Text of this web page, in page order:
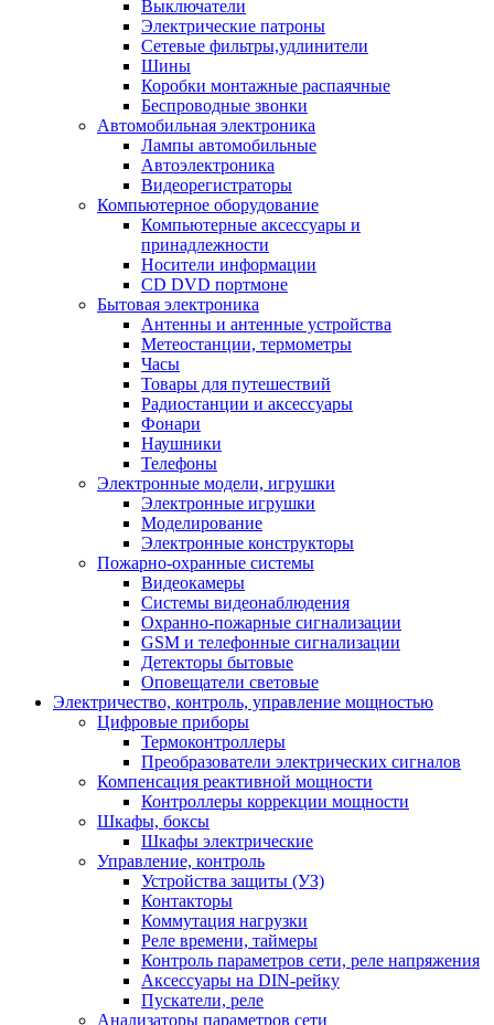
Выключатели
Электрические патроны
Сетевые фильтры,удлинители
Шины
Коробки монтажные распаячные
Беспроводные звонки
Автомобильная электроника
Лампы автомобильные
Автоэлектроника
Видеорегистраторы
Компьютерное оборудование
Компьютерные аксессуары и
принадлежности
Носители информации
CD DVD портмоне
Бытовая электроника
Антенны и антенные устройства
Метеостанции, термометры
Часы
Товары для путешествий
Радиостанции и аксессуары
Фонари
Наушники
Телефоны
Электронные модели, игрушки
Электронные игрушки
Моделирование
Электронные конструкторы
Пожарно-охранные системы
Видеокамеры
Системы видеонаблюдения
Охранно-пожарные сигнализации
GSM и телефонные сигнализации
Детекторы бытовые
Оповещатели световые
Электричество, контроль, управление мощностью
Цифровые приборы
Термоконтроллеры
Преобразователи электрических сигналов
Компенсация реактивной мощности
Контроллеры коррекции мощности
Шкафы, боксы
Шкафы электрические
Управление, контроль
Устройства защиты (УЗ)
Контакторы
Коммутация нагрузки
Реле времени, таймеры
Контроль параметров сети, реле напряжения
Аксессуары на DIN-рейку
Пускатели, реле
Анализаторы параметров сети